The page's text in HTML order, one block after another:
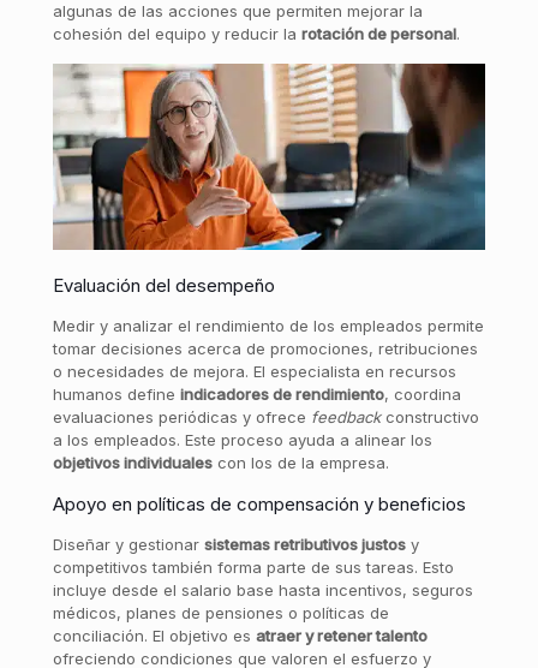
algunas de las acciones que permiten mejorar la
cohesión del equipo y reducir la rotación de personal.
Evaluación del desempeño
Medir y analizar el rendimiento de los empleados permite
tomar decisiones acerca de promociones, retribuciones
o necesidades de mejora. El especialista en recursos
humanos define indicadores de rendimiento, coordina
evaluaciones periódicas y ofrece feedbackconstructivo
a los empleados. Este proceso ayuda a alinear los
objetivos individualescon los de la empresa.
Apoyo en políticas de compensación y beneficios
Diseñar y gestionar sistemas retributivos justosy
competitivos también forma parte de sus tareas. Esto
incluye desde el salario base hasta incentivos, seguros
médicos, planes de pensiones o políticas de
conciliación. El objetivo es atraer y retener talento
ofreciendo condiciones que valoren el esfuerzo y